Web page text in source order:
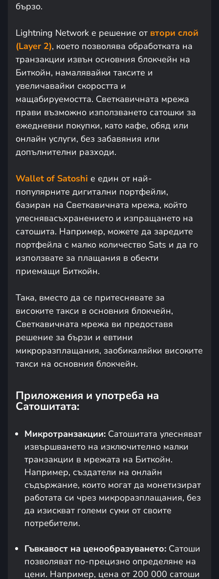
бързо.
Lightning Network е решение от втори слой
(Layer 2), което позволява обработката на
транзакции извън основния блокчейн на
Биткойн, намалявайки таксите и
увеличавайки скоростта и
мащабируемостта. Светкавичната мрежа
прави възможно използването сатошки за
ежедневни покупки, като кафе, обяд или
онлайн услуги, без забавяния или
допълнителни разходи.
Wallet of Satoshi е един от най-
популярните дигитални портфейли,
базиран на Светкавичната мрежа, който
улеснявасъхранението и изпращането на
сатошита. Например, можете да заредите
портфейла с малко количество Sats и да го
използвате за плащания в обекти
приемащи Биткойн.
Така, вместо да се притеснявате за
високите такси в основния блокчейн,
Светкавичната мрежа ви предоставя
решение за бързи и евтини
микроразплащания, заобикаляйки високите
такси на основния блокчейн.
Приложения и употреба на
Сатошитата:
Микротранзакции: Сатошитата улесняват
извършването на изключително малки
транзакции в мрежата на Биткойн.
Например, създатели на онлайн
съдържание, които могат да монетизират
работата си чрез микроразплащания, без
да изискват големи суми от своите
потребители.
Гъвкавост на ценообразуването: Сатоши
позволяват по-прецизно определяне на
цени. Например, цена от 200 000 сатоши